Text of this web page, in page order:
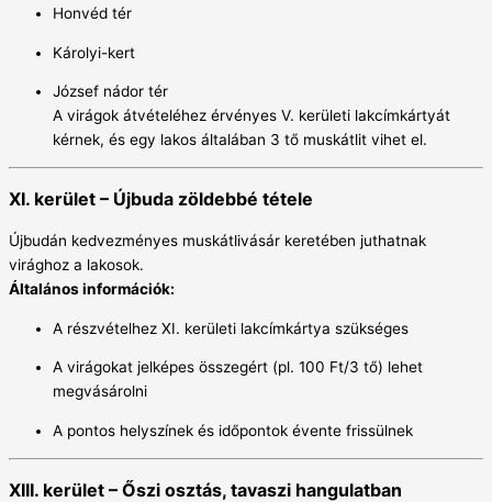
Honvéd tér
Károlyi-kert
József nádor tér
A virágok átvételéhez érvényes V. kerületi lakcímkártyát
kérnek, és egy lakos általában 3 tő muskátlit vihet el.
XI. kerület – Újbuda zöldebbé tétele
Újbudán kedvezményes muskátlivásár keretében juthatnak
virághoz a lakosok.
Általános információk:
A részvételhez XI. kerületi lakcímkártya szükséges
A virágokat jelképes összegért (pl. 100 Ft/3 tő) lehet
megvásárolni
A pontos helyszínek és időpontok évente frissülnek
XIII. kerület – Őszi osztás, tavaszi hangulatban